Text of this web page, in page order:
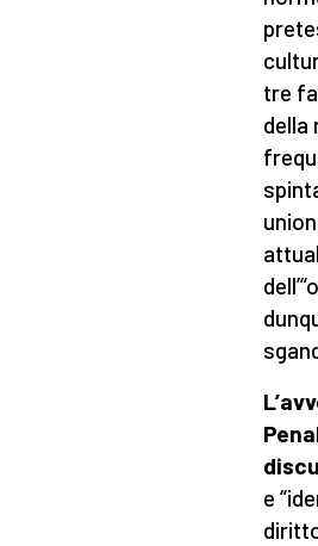
tre
della
e